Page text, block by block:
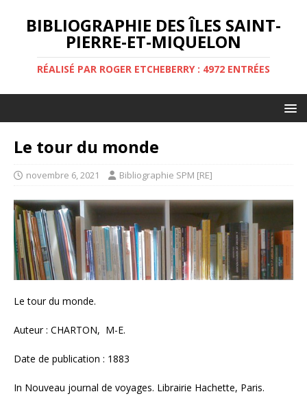
BIBLIOGRAPHIE DES ÎLES SAINT-
PIERRE-ET-MIQUELON
RÉALISÉ PAR ROGER ETCHEBERRY : 4972 ENTRÉES
Le tour du monde
novembre 6, 2021 Bibliographie SPM [RE]
Le tour du monde.
Auteur : CHARTON, M-E.
Date de publication : 1883
In Nouveau journal de voyages. Librairie Hachette, Paris.